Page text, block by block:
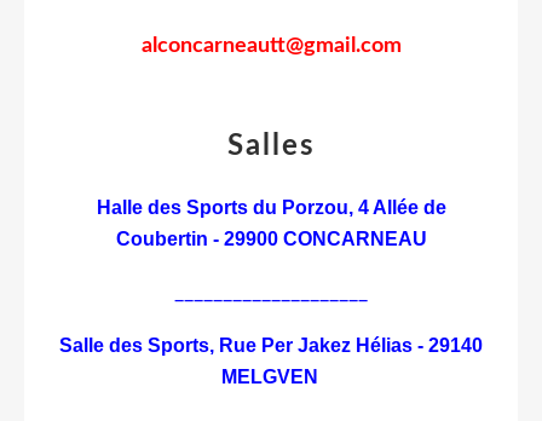
alconcarneautt@gmail.com
Salles
Halle des Sports du Porzou, 4 Allée de
Coubertin - 29900 CONCARNEAU
Salle des Sports, Rue Per Jakez Hélias - 29140
MELGVEN